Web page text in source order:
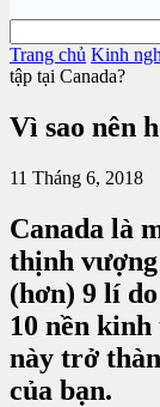
Trang chủ Kinh
tập tại Canada?
Vì sao nên
11 Tháng 6, 2018
Canada là
thịnh
(hơn) 9 lí
10 nền
này trở
của bạn.